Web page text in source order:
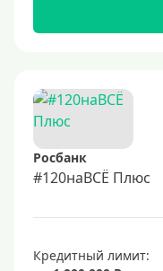
Росбанк
#120наВСЁ Плюс
Кредитный лимит: